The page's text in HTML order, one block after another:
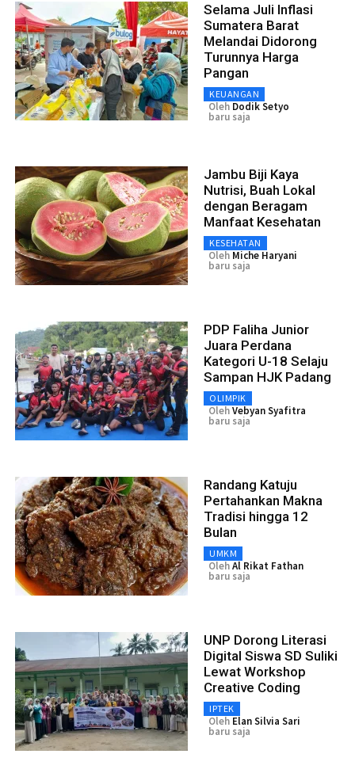
Selama Juli Inflasi
Sumatera Barat
Melandai Didorong
Turunnya Harga
Pangan
KEUANGAN
Oleh Dodik Setyo
baru saja
Jambu Biji Kaya
Nutrisi, Buah Lokal
dengan Beragam
Manfaat Kesehatan
KESEHATAN
Oleh Miche Haryani
baru saja
PDP Faliha Junior
Juara Perdana
Kategori U-18 Selaju
Sampan HJK Padang
OLIMPIK
OlehVebyan Syafitra
baru saja
Randang Katuju
Pertahankan Makna
Tradisi hingga 12
Bulan
UMKM
OlehAl Rikat Fathan
baru saja
UNP Dorong Literasi
Digital Siswa SD Suliki
Lewat Workshop
Creative Coding
IPTEK
Oleh Elan Silvia Sari
baru saja